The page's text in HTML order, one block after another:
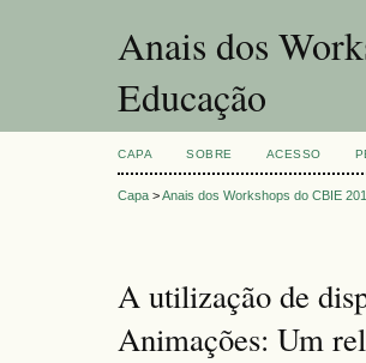
Anais dos
Educação
CAPA SOBRE ACESSO
Capa >Anais dos Workshops do CBIE
A utilização de
Animações: Um